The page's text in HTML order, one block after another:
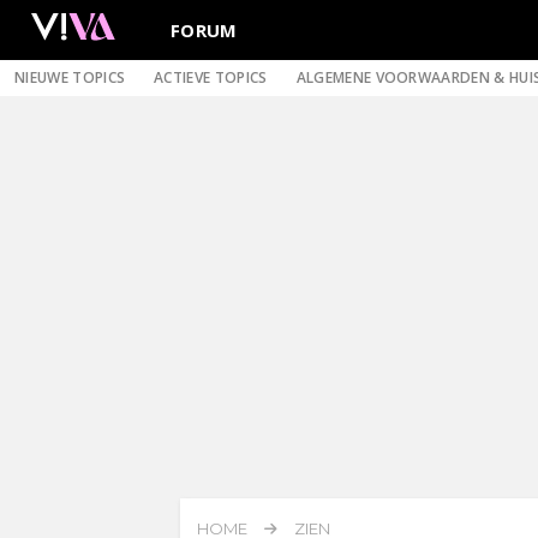
FORUM
NIEUWE TOPICS ACTIEVE TOPICS ALGEMENE VOORWAARDEN &
HOME ZIEN